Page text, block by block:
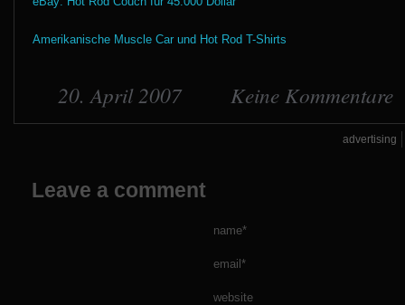
Amerikanische Muscle Car und Hot Rod T-Shirts
20. April 2007 Keine Kommentare
advertising
Leave a comment
name*
email*
website